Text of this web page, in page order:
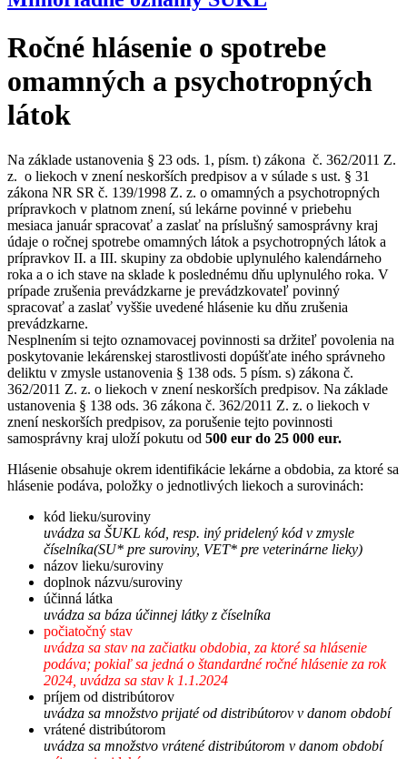
Ročné hlásenie o spotrebe
omamných a psychotropných
látok
Na základe ustanovenia § 23 ods. 1, písm. t) zákona č. 362/2011 Z.
z. o liekoch v znení neskorších predpisov a v súlade s ust. § 31
zákona NR SR č. 139/1998 Z. z. o omamných a psychotropných
prípravkoch v platnom znení, sú lekárne povinné v priebehu
mesiaca január spracovať a zaslať na príslušný samosprávny kraj
údaje o ročnej spotrebe omamných látok a psychotropných látok a
prípravkov II. a III. skupiny za obdobie uplynulého kalendárneho
roka a o ich stave na sklade k poslednému dňu uplynulého roka. V
prípade zrušenia prevádzkarne je prevádzkovateľ povinný
spracovať a zaslať vyššie uvedené hlásenie ku dňu zrušenia
prevádzkarne.
Nesplnením si tejto oznamovacej povinnosti sa držiteľ povolenia na
poskytovanie lekárenskej starostlivosti dopúšťate iného správneho
deliktu v zmysle ustanovenia § 138 ods. 5 písm. s) zákona č.
362/2011 Z. z. o liekoch v znení neskorších predpisov. Na základe
ustanovenia § 138 ods. 36 zákona č. 362/2011 Z. z. o liekoch v
znení neskorších predpisov, za porušenie tejto povinnosti
samosprávny kraj uloží pokutu od 500 eur do 25 000 eur.
Hlásenie obsahuje okrem identifikácie lekárne a obdobia, za ktoré sa
hlásenie podáva, položky o jednotlivých liekoch a surovinách:
kód lieku/suroviny
uvádza sa ŠUKL kód, resp. iný pridelený kód v zmysle
číselníka(SU* pre suroviny, VET* pre veterinárne lieky)
názov lieku/suroviny
doplnok názvu/suroviny
účinná látka
uvádza sa báza účinnej látky z číselníka
počiatočný stav
uvádza sa stav na začiatku obdobia, za ktoré sa hlásenie
podáva; pokiaľ sa jedná o štandardné ročné hlásenie za rok
2024, uvádza sa stav k 1.1.2024
príjem od distribútorov
uvádza sa množstvo prijaté od distribútorov v danom období
vrátené distribútorom
uvádza sa množstvo vrátené distribútorom v danom období